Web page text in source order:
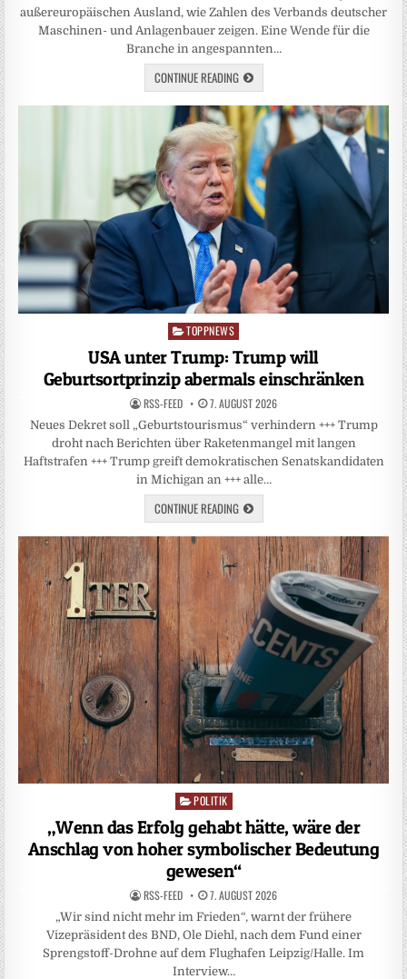
außereuropäischen Ausland, wie Zahlen des Verbands deutscher
Maschinen- und Anlagenbauer zeigen. Eine Wende für die
Branche in angespannten…
CONTINUE READING
Posted
in
TOPPNEWS
USA unter Trump: Trump will
Geburtsortprinzip abermals einschränken
RSS-FEED 7. AUGUST 2026
Neues Dekret soll „Geburtstourismus“ verhindern +++ Trump
droht nach Berichten über Raketenmangel mit langen
Haftstrafen +++ Trump greift demokratischen Senatskandidaten
in Michigan an +++ alle…
CONTINUE READING
Posted
in
POLITIK
„Wenn das Erfolg gehabt hätte, wäre der
Anschlag von hoher symbolischer Bedeutung
gewesen“
RSS-FEED 7. AUGUST 2026
„Wir sind nicht mehr im Frieden“, warnt der frühere
Vizepräsident des BND, Ole Diehl, nach dem Fund einer
Sprengstoff-Drohne auf dem Flughafen Leipzig/Halle. Im
Interview…